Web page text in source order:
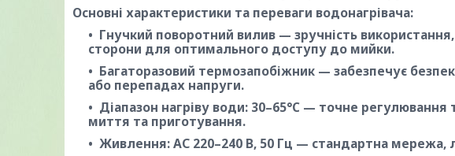
Основні характеристики та переваги водонагрівача:
Гнучкий поворотний вилив — зручність
сторони для оптимального доступу до мийки.
Багаторазовий термозапобіжник — забезпечує
або перепадах напруги.
Діапазон нагріву води: 30–65°C — точне
миття та приготування.
Живлення: АС 220–240 В, 50 Гц — стандартна мережа,